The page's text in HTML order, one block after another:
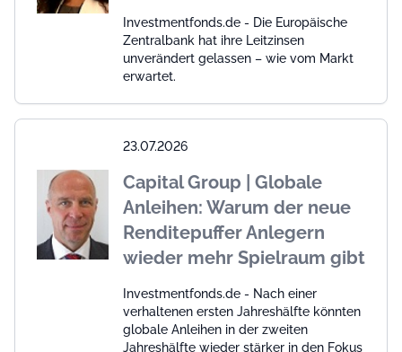
Investmentfonds.de - Die Europäische
Zentralbank hat ihre Leitzinsen
unverändert gelassen – wie vom Markt
erwartet.
23.07.2026
Capital Group | Globale
Anleihen: Warum der neue
Renditepuffer Anlegern
wieder mehr Spielraum gibt
Investmentfonds.de - Nach einer
verhaltenen ersten Jahreshälfte könnten
globale Anleihen in der zweiten
Jahreshälfte wieder stärker in den Fokus